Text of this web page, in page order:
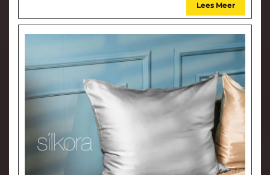
Lees Meer